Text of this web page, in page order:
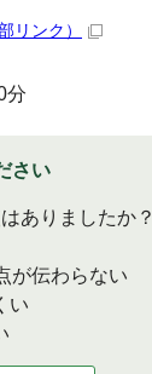
リンク）
分
さい
ありましたか？
が伝わらない
い